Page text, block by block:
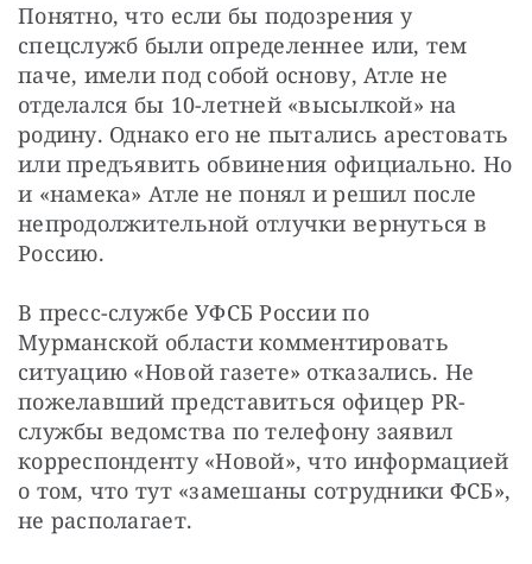
Понятно, что если бы подозрения у
спецслужб были определеннее или, тем
паче, имели под собой основу, Атле не
отделался бы 10-летней «высылкой» на
родину. Однако его не пытались арестовать
или предъявить обвинения официально. Но
и «намека» Атле не понял и решил после
непродолжительной отлучки вернуться в
Россию.
В пресс-службе УФСБ России по
Мурманской области комментировать
ситуацию «Новой газете» отказались. Не
пожелавший представиться офицер PR-
службы ведомства по телефону заявил
корреспонденту «Новой», что информацией
о том, что тут «замешаны сотрудники ФСБ»,
не располагает.